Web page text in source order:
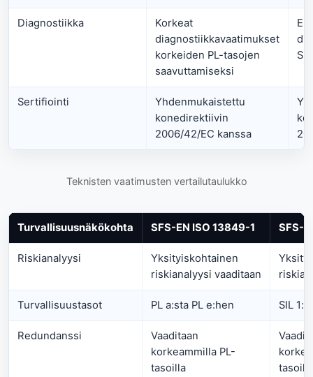
Diagnostiikka
Korkeat
diagnostiikkavaatimukset
korkeiden PL-tasojen
saavuttamiseksi
Sertifiointi
Yhdenmukaistettu
konedirektiivin
2006/42/EC kanssa
Teknisten vaatimusten vertailutaulukko
Turvallisuusnäkökohta SFS-EN ISO 13849-1 SFS-
Riskianalyysi
Yksityiskohtainen
riskianalyysi vaaditaan
Turvallisuustasot PL a:sta PL e:hen SIL
Redundanssi
Vaaditaan
korkeammilla PL-
tasoilla
tasoilla